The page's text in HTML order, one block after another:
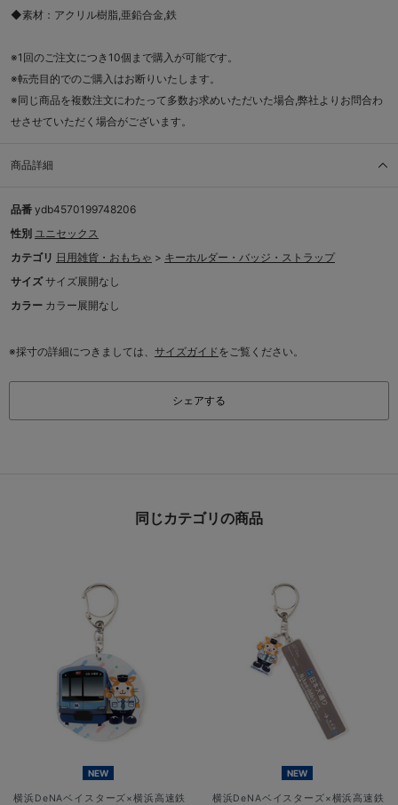
◆素材：アクリル樹脂,亜鉛合金,鉄
※1回のご注文につき10個まで購入が可能です。
※転売目的でのご購入はお断りいたします。
※同じ商品を複数注文にわたって多数お求めいただいた場合,弊社よりお問合わ
せさせていただく場合がございます。
商品詳細
品番 ydb4570199748206
性別 ユニセックス
カテゴリ 日用雑貨・おもちゃ > キーホルダー・バッジ・ストラップ
サイズ サイズ展開なし
カラー カラー展開なし
※採寸の詳細につきましては、 サイズガイドをご覧ください。
シェアする
同じカテゴリの商品
NEW
横浜DeNAベイスターズ×横浜高速鉄
NEW
横浜DeNAベイスターズ×横浜高速鉄